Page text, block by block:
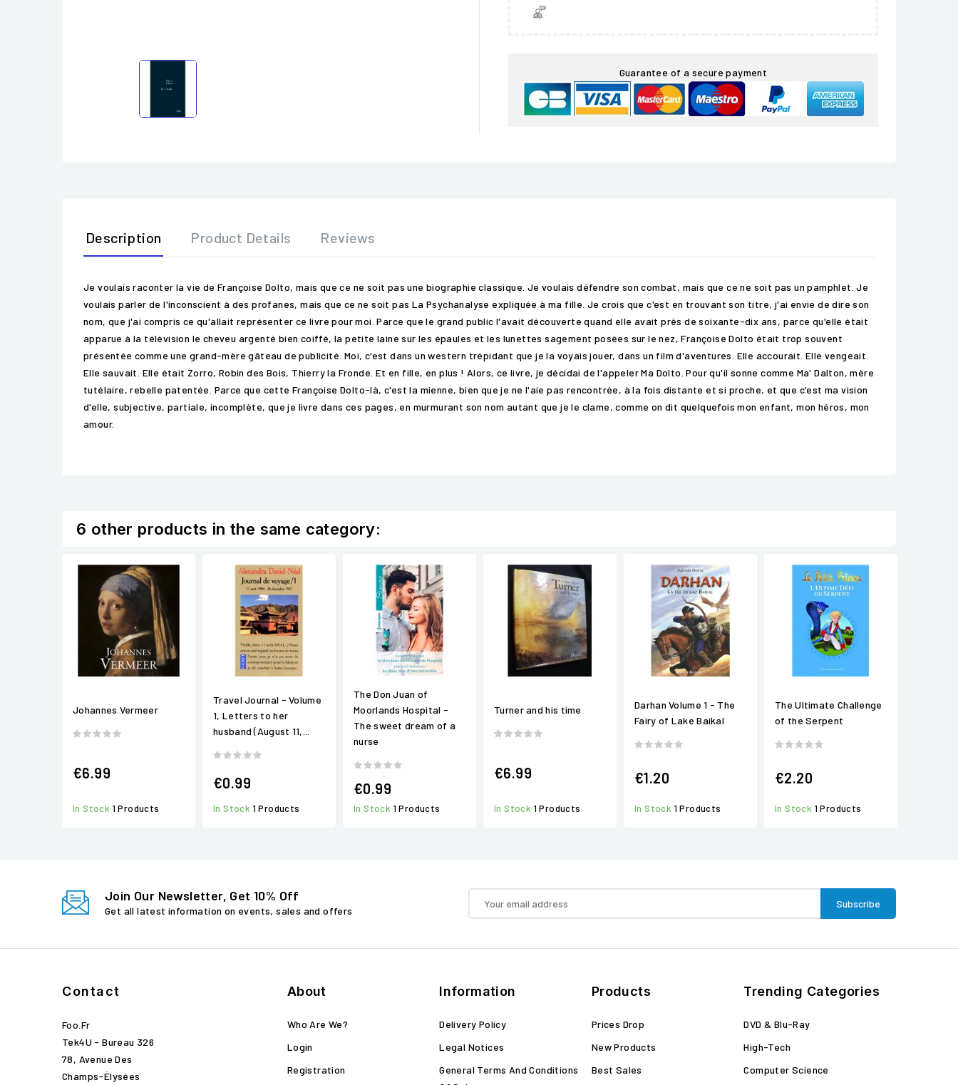
Guarantee of a secure payment
Description Product Details Reviews
Je voulais raconter la vie de Françoise Dolto, mais que ce ne soit pas une biographie classique. Je voulais défendre son combat, mais que ce ne soit pas un pamphlet. Je
voulais parler de l'inconscient à des profanes, mais que ce ne soit pas La Psychanalyse expliquée à ma fille. Je crois que c'est en trouvant son titre, j'ai envie de dire son
nom, que j'ai compris ce qu'allait représenter ce livre pour moi. Parce que le grand public l'avait découverte quand elle avait près de soixante-dix ans, parce qu'elle était
apparue à la télévision le cheveu argenté bien coiffé, la petite laine sur les épaules et les lunettes sagement posées sur le nez, Françoise Dolto était trop souvent
présentée comme une grand-mère gâteau de publicité. Moi, c'est dans un western trépidant que je la voyais jouer, dans un film d'aventures. Elle accourait. Elle vengeait.
Elle sauvait. Elle était Zorro, Robin des Bois, Thierry la Fronde. Et en fille, en plus ! Alors, ce livre, je décidai de l'appeler Ma Dolto. Pour qu'il sonne comme Ma' Dalton, mère
tutélaire, rebelle patentée. Parce que cette Françoise Dolto-là, c'est la mienne, bien que je ne l'aie pas rencontrée, à la fois distante et si proche, et que c'est ma vision
d'elle, subjective, partiale, incomplète, que je livre dans ces pages, en murmurant son nom autant que je le clame, comme on dit quelquefois mon enfant, mon héros, mon
amour.
6 other products in the same category:
Johannes Vermeer
€6.99
In Stock 1 Products
Travel Journal - Volume
1, Letters to her
husband (August 11,...
€0.99
In Stock 1 Products
The Don Juan of
Moorlands Hospital -
The sweet dream of a
nurse
€0.99
In Stock 1 Products
Turner and his time
€6.99
In Stock 1 Products
Darhan Volume 1 - The
Fairy of Lake Baikal
€1.20
In Stock 1 Products
The Ultimate Challenge
of the Serpent
€2.20
In Stock 1 Products
Join Our Newsletter, Get 10% Off
Get all latest information on events, sales and offers
Contact
Foo.fr
Tek4U - Bureau 326
78, Avenue Des
Champs-Élysées
About
Who Are We?
Login
Registration
Information
Delivery Policy
Legal Notices
General Terms And Conditions
Products
Prices Drop
New Products
Best Sales
Trending Categories
DVD & Blu-Ray
High-Tech
Computer Science